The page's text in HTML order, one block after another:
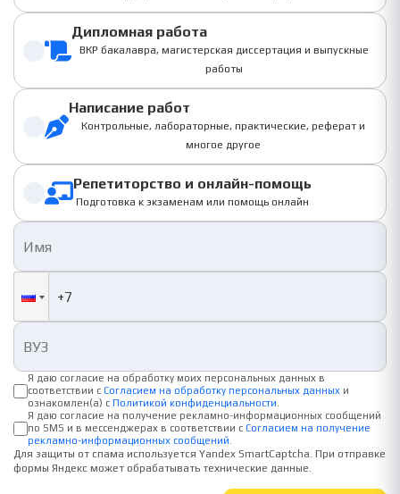
Дипломная работа
ВКР бакалавра, магистерская диссертация и выпускные
работы
Написание работ
Контрольные, лабораторные, практические, реферат и
многое другое
Репетиторство и онлайн-помощь
Подготовка к экзаменам или помощь онлайн
Я даю согласие на обработку моих персональных данных в
соответствии с Согласием на обработку персональных данных и
ознакомлен(а) с Политикой конфиденциальности
Я даю согласие на получение рекламно-информационных сообщений
по SMS и в мессенджерах в соответствии с Согласием на получение
рекламно-информационных сообщений
Для защиты от спама используется Yandex SmartCaptcha. При отправке
формы Яндекс может обрабатывать технические данные.